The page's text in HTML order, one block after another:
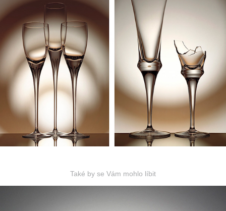
Také by se Vám mohlo líbit